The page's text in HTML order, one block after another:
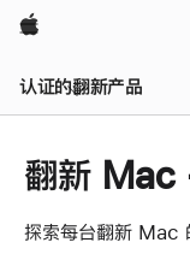
Apple
认证的翻新产品
翻新
探索每台翻新 Mac